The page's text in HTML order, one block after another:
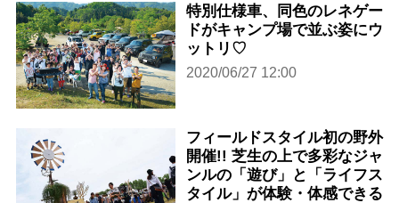
特別仕様車、同色のレネゲー
ドがキャンプ場で並ぶ姿にウ
ットリ♡
2020/06/27 12:00
フィールドスタイル初の野外
開催!! 芝生の上で多彩なジャ
ンルの「遊び」と「ライフス
タイル」が体験・体感できる